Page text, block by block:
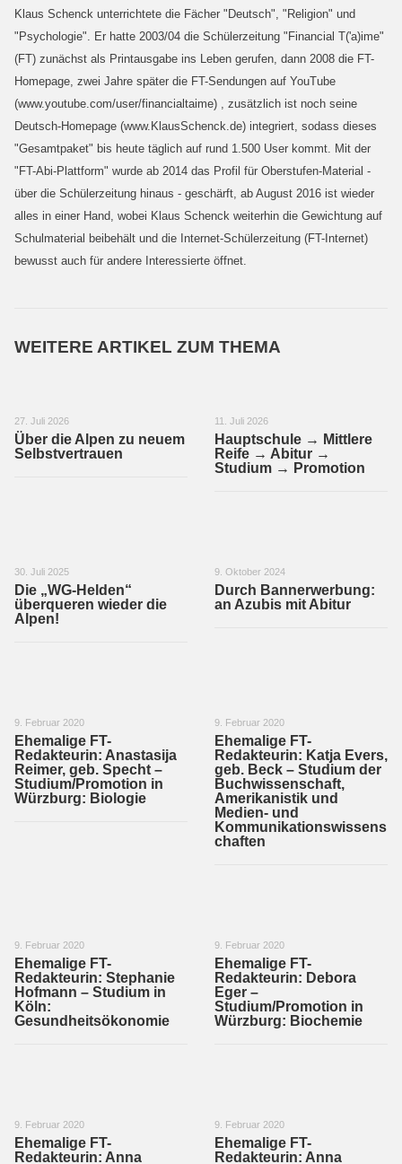
Klaus Schenck unterrichtete die Fächer "Deutsch", "Religion" und
"Psychologie". Er hatte 2003/04 die Schülerzeitung "Financial T('a)ime"
(FT) zunächst als Printausgabe ins Leben gerufen, dann 2008 die FT-
Homepage, zwei Jahre später die FT-Sendungen auf YouTube
(www.youtube.com/user/financialtaime) , zusätzlich ist noch seine
Deutsch-Homepage (www.KlausSchenck.de) integriert, sodass dieses
"Gesamtpaket" bis heute täglich auf rund 1.500 User kommt. Mit der
"FT-Abi-Plattform" wurde ab 2014 das Profil für Oberstufen-Material -
über die Schülerzeitung hinaus - geschärft, ab August 2016 ist wieder
alles in einer Hand, wobei Klaus Schenck weiterhin die Gewichtung auf
Schulmaterial beibehält und die Internet-Schülerzeitung (FT-Internet)
bewusst auch für andere Interessierte öffnet.
WEITERE ARTIKEL ZUM THEMA
27. Juli 2026
Über die Alpen zu neuem
Selbstvertrauen
11. Juli 2026
Hauptschule → Mittlere
Reife → Abitur →
Studium → Promotion
30. Juli 2025
Die „WG-Helden“
überqueren wieder die
Alpen!
9. Oktober 2024
Durch Bannerwerbung:
an Azubis mit Abitur
9. Februar 2020
Ehemalige FT-
Redakteurin: Anastasija
Reimer, geb. Specht –
Studium/Promotion in
Würzburg: Biologie
9. Februar 2020
Ehemalige FT-
Redakteurin: Katja Evers,
geb. Beck – Studium der
Buchwissenschaft,
Amerikanistik und
Medien- und
Kommunikationswissens
chaften
9. Februar 2020
Ehemalige FT-
Redakteurin: Stephanie
Hofmann – Studium in
Köln:
Gesundheitsökonomie
9. Februar 2020
Ehemalige FT-
Redakteurin: Debora
Eger –
Studium/Promotion in
Würzburg: Biochemie
9. Februar 2020
Ehemalige FT-
Redakteurin: Anna
9. Februar 2020
Ehemalige FT-
Redakteurin: Anna